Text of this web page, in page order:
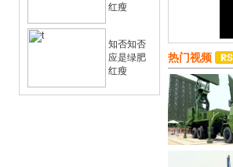
红瘦
知否知否
应是绿肥
红瘦
热门视频